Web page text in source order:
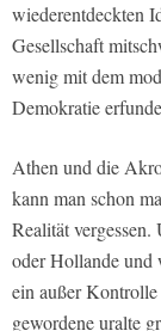
wiederentdeckten
Gesellschaft
wenig mit dem
Demokratie
Athen und die
kann man schon
Realität
oder Hollande und
ein außer
gewordene uralte